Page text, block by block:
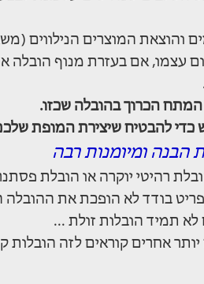
והוצאת המוצרים הנילווים
עצמו, אם בעזרת מנוף הובלה או
הכרוך בהובלה שכזו.
כדי להבטיח שיצירת המופת
הבנה ומיומנות רבה
רהיטי יוקרה או הובלת
בודד לא הופכת את
תמיד הובלות זולת ...
אחרים קוראים לזה הובלות